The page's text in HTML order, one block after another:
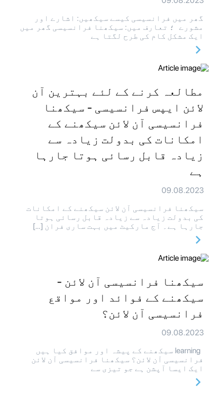
گھر میں فرانسیسی کیسے سیکھیں: اشارے اور
مشورے ؛ تعارف میں: سیکھنا فرانسیسی گھر میں
ایک مشکل کام کی طرح لگتا ہے
مطالعہ کرنے کے لئے بہترین آن
لائن ایپس فرانسیسی - سیکھنا
فرانسیسی آن لائن سیکھنے کے
امکانات کی بدولت زیادہ سے
زیادہ قابل رسائی ہوتا جارہا
ہے
09.08.2023
سیکھنا فرانسیسی آن لائن سیکھنے کے امکانات
کی بدولت زیادہ سے زیادہ قابل رسائی ہوتا
جارہا ہے۔ آج مارکیٹ میں بہت ساری فران […]
سیکھنا فرانسیسی آن لائن -
سیکھنے کے فوائد اور مواقع
فرانسیسی آن لائن؟
09.08.2023
learning سیکھنے کے پیشہ اور موافق کیا ہیں
فرانسیسی آن لائن؟ سیکھنا فرانسیسی آن لائن
ایک ایسا آپشن ہے جو تیزی سے